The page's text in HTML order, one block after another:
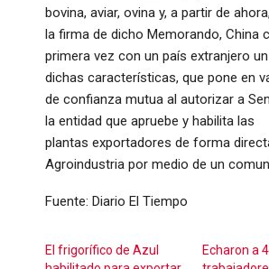
bovina, aviar, ovina y, a partir de
la firma de dicho Memorando, China
primera vez con un país extranjero
dichas características, que pone en
de confianza mutua al autorizar a
la entidad que apruebe y habilita las
plantas exportadores de forma
Agroindustria por medio de un
Fuente: Diario El Tiempo
El frigorífico de Azul
Echaron a